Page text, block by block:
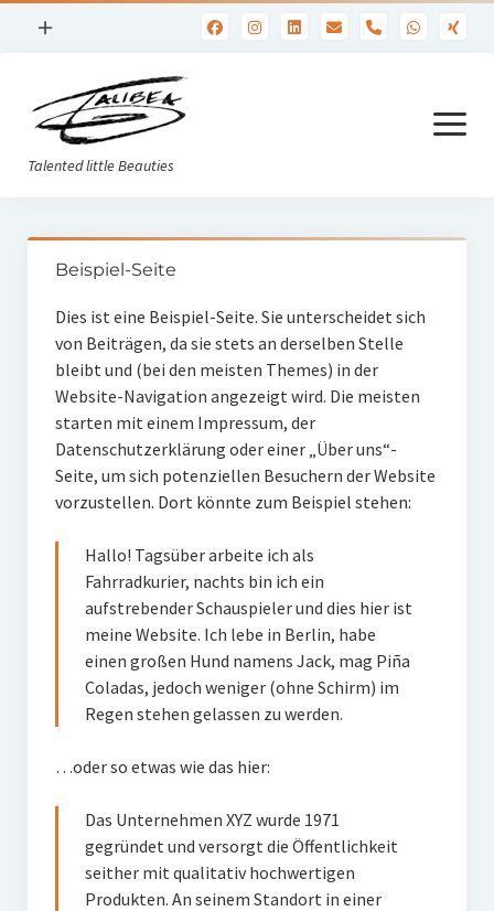
phone
Menü
+
Öffnungszeiten Di. und Fr. 14 bis 18 Uhr, bitte melden Sie sich vorab
an.
Talented little Beauties
Menü
öffnen
Geheimnis & Bekenntnis
Herzringe
Trost & Kraft
Sternenkind
Ring Jamie und Sam
Charm Jamie und Sam in vielen Varianten
Erinnerungen & Emotionen
Herz aus (Alt-)Gold
Die Talibea® Kollektion
Ringgröße
Beispiel-Seite
Dies ist eine Beispiel-Seite. Sie unterscheidet sich
von Beiträgen, da sie stets an derselben Stelle
bleibt und (bei den meisten Themes) in der
Website-Navigation angezeigt wird. Die meisten
starten mit einem Impressum, der
Datenschutzerklärung oder einer „Über uns“-
Seite, um sich potenziellen Besuchern der Website
vorzustellen. Dort könnte zum Beispiel stehen:
Hallo! Tagsüber arbeite ich als
Fahrradkurier, nachts bin ich ein
aufstrebender Schauspieler und dies hier ist
meine Website. Ich lebe in Berlin, habe
einen großen Hund namens Jack, mag Piña
Coladas, jedoch weniger (ohne Schirm) im
Regen stehen gelassen zu werden.
…oder so etwas wie das hier:
Das Unternehmen XYZ wurde 1971
gegründet und versorgt die Öffentlichkeit
seither mit qualitativ hochwertigen
Produkten. An seinem Standort in einer